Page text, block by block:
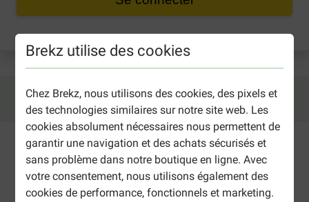
Brekz utilise des cookies
Chez Brekz, nous utilisons des cookies, des pixels et
des technologies similaires sur notre site web. Les
cookies absolument nécessaires nous permettent de
garantir une navigation et des achats sécurisés et
sans problème dans notre boutique en ligne. Avec
votre consentement, nous utilisons également des
cookies de performance, fonctionnels et marketing.
Mot de passe oublié ?
Nouveau chez Brekz?
E-mail: